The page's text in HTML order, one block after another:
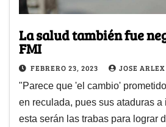
La salud también fue
FMI
FEBRERO 23, 2023 JOSE
"Parece que 'el cambio'
en reculada, pues sus ataduras
esta serán las trabas para lograr